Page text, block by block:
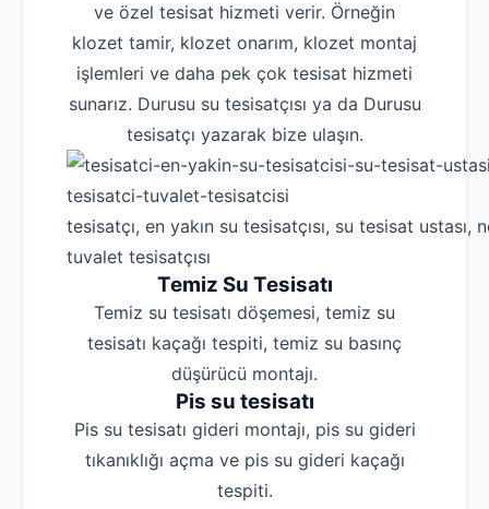
ve özel tesisat hizmeti verir. Örneğin
klozet tamir, klozet onarım, klozet montaj
işlemleri ve daha pek çok tesisat hizmeti
sunarız. Durusu su tesisatçısı ya da Durusu
tesisatçı yazarak bize ulaşın.
tesisatçı, en yakın su tesisatçısı, su tesisat
tuvalet tesisatçısı
Temiz Su Tesisatı
Temiz su tesisatı döşemesi, temiz su
tesisatı kaçağı tespiti, temiz su basınç
düşürücü montajı.
Pis su tesisatı
Pis su tesisatı gideri montajı, pis su gideri
tıkanıklığı açma ve pis su gideri kaçağı
tespiti.